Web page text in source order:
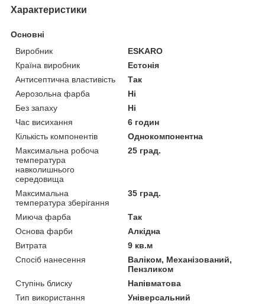
Характеристики
Основні
Виробник
ESKARO
Країна виробник
Естонія
Антисептична властивість
Так
Аерозольна фарба
Ні
Без запаху
Ні
Час висихання
6 годин
Кількість компонентів
Однокомпонентна
Максимальна робоча
температура
навколишнього
середовища
25 град.
Максимальна
температура зберігання
35 град.
Миюча фарба
Так
Основа фарби
Алкідна
Витрата
9 кв.м
Спосіб нанесення
Валіком, Механізований,
Пензликом
Ступінь блиску
Напівматова
Тип використання
Універсальний